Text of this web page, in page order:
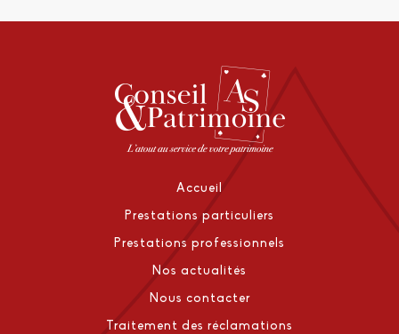
Accueil
Prestations particuliers
Prestations professionnels
Nos actualités
Nous contacter
Traitement des réclamations